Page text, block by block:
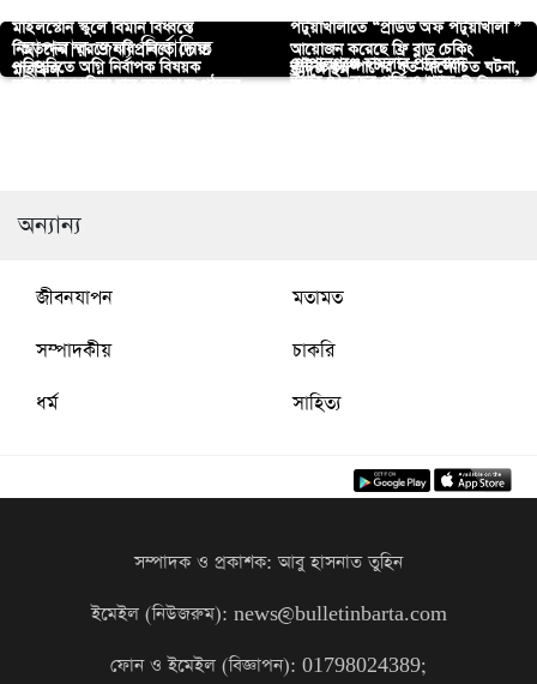
আপনার জন্য নির্বাচিত
মাইলস্টোন স্কুলে বিমান বিধ্বস্তে
নিহতদের স্মরণে যবিপ্রবিতে দোয়া
মাহফিল
পটুয়াখালীতে “প্রাউড অফ পটুয়াখালী ”
আয়োজন করেছে ফ্রি ব্লাড চেকিং
ক্যাম্পেইন
পবিপ্রবিতে অগ্নি নির্বাপক বিষয়ক
বুটেক্স ক্যাম্পাসের যত আলোচিত ঘটনা,
দক্ষিণ তারাবুনিয়া ছাত্র কল‍্যাণ সংগঠনের
গোপালগঞ্জে হামলার প্রতিবাদে
নারায়ণগঞ্জে জামায়াতে ইসলামী বিক্ষোভ
ঊষার ৪০ বছর পূর্তি ও গ্র্যান্ড
অন্যান্য
জীবনযাপন
মতামত
সম্পাদকীয়
চাকরি
ধর্ম
সাহিত্য
সম্পাদক ও প্রকাশক: আবু হাসনাত তুহিন
ইমেইল (নিউজরুম): news@bulletinbarta.com
ফোন ও ইমেইল (বিজ্ঞাপন): 01798024389;